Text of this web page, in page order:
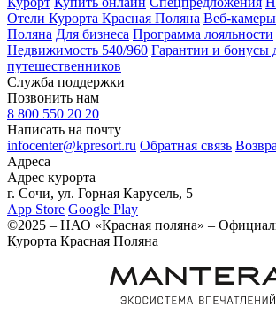
Отели Курорта Красная Поляна Веб-
Поляна Для бизнеса Программа лояльности
Недвижимость 540/960 Гарантии и бонусы
путешественников
Служба поддержки
Позвонить нам
8 800 550 20 20
Написать на почту
infocenter@kpresort.ru Обратная связь
Адреса
Адрес курорта
г. Сочи, ул. Горная Карусель, 5
App Store Google Play
©2025 – НАО «Красная поляна» –
Курорта Красная Поляна